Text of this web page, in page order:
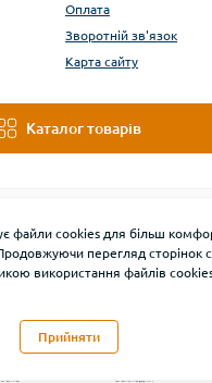
Закладки
Оплата
Зворотній зв'язок
Карта сайту
Каталог товарів
файли cookies для більш
перегляд сторінок
використання файлів
Прийняти